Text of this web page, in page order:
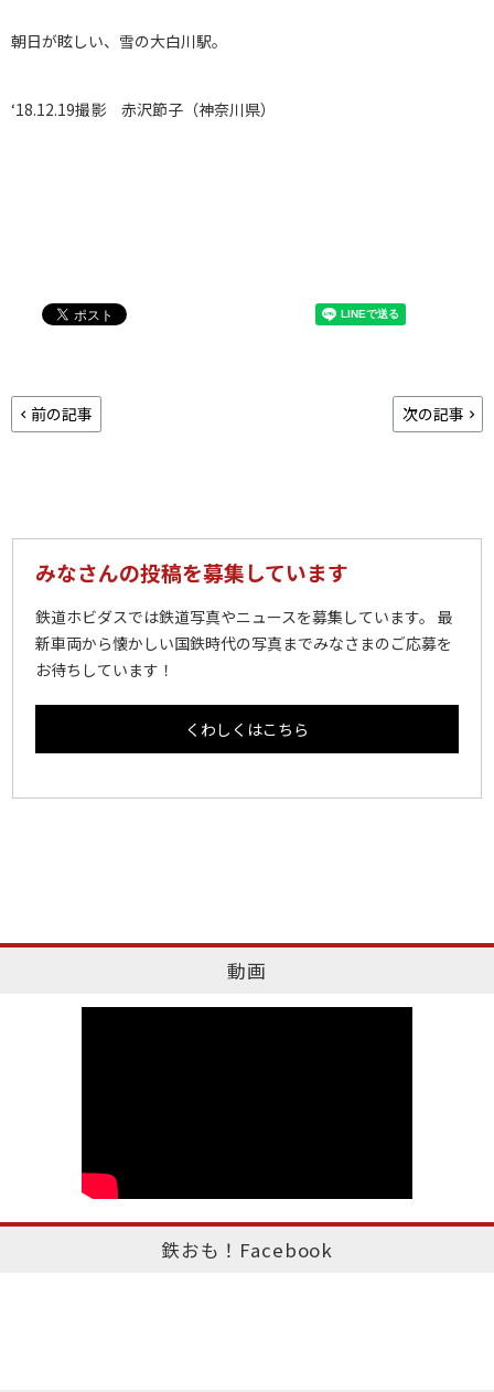
朝日が眩しい、雪の大白川駅。
‘18.12.19撮影 赤沢節子（神奈川県）
前の記事 次の記事
みなさんの投稿を募集しています
鉄道ホビダスでは鉄道写真やニュースを募集しています。 最
新車両から懐かしい国鉄時代の写真までみなさまのご応募を
お待ちしています！
くわしくはこちら
動画
鉄おも！Facebook